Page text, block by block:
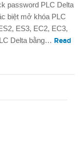
password PLC Delta
biệt mở khóa PLC
ES3, EC2, EC3,
Delta bằng… Read